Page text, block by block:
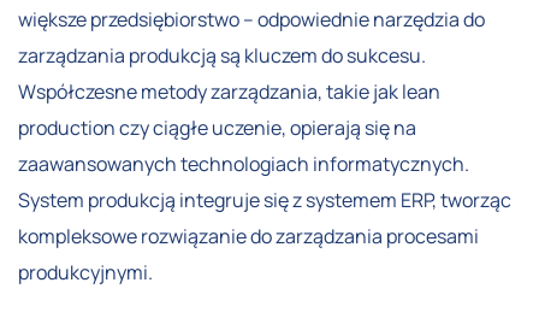
większe przedsiębiorstwo – odpowiednie narzędzia do
zarządzania produkcją są kluczem do sukcesu.
Współczesne metody zarządzania, takie jak lean
production czy ciągłe uczenie, opierają się na
zaawansowanych technologiach informatycznych.
System produkcją integruje się z systemem ERP, tworząc
kompleksowe rozwiązanie do zarządzania procesami
produkcyjnymi.